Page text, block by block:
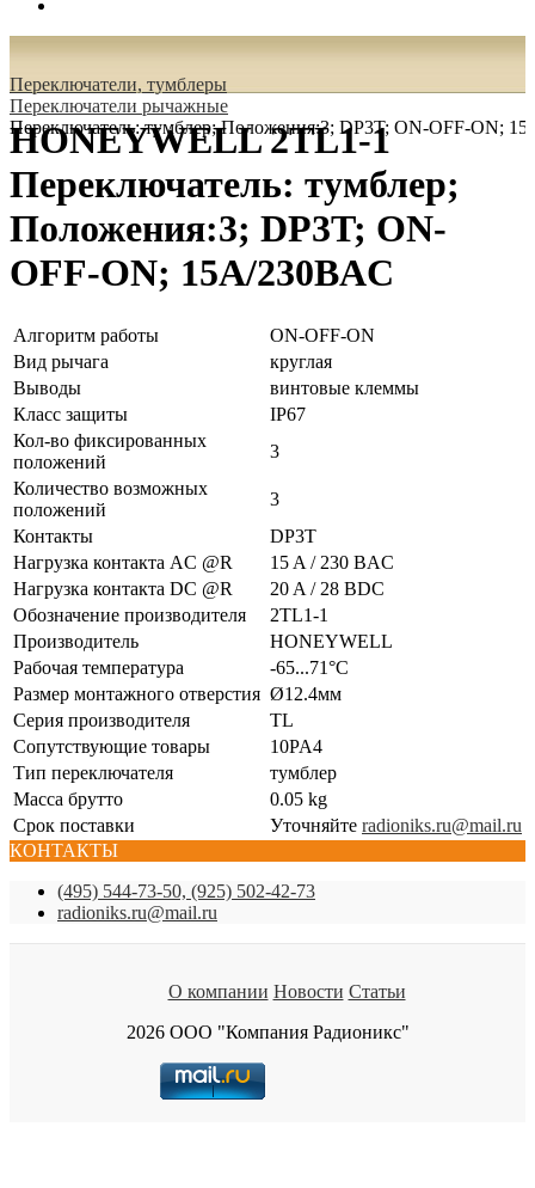
Переключатели, тумблеры
Переключатели рычажные
Переключатель: тумблер; Положения:3; DP3T; ON-OFF-ON;
HONEYWELL 2TL1-1
Переключатель: тумблер;
Положения:3; DP3T; ON-
OFF-ON; 15A/230ВAC
Алгоритм работы
ON-OFF-ON
Вид рычага
круглая
Выводы
винтовые клеммы
Класс защиты
IP67
Кол-во фиксированных
положений
3
Количество возможных
положений
3
Контакты
DP3T
Нагрузка контакта AC @R
15 A / 230 ВAC
Нагрузка контакта DC @R
20 A / 28 ВDC
Обозначение производителя
2TL1-1
Производитель
HONEYWELL
Рабочая температура
-65...71°C
Размер монтажного отверстия Ø12.4мм
Серия производителя
TL
Сопутствующие товары
10PA4
Тип переключателя
тумблер
Масса брутто
0.05 kg
Срок поставки
Уточняйте radioniks.ru@mail.ru
КОНТАКТЫ
(495) 544-73-50, (925) 502-42-73
radioniks.ru@mail.ru
О компании Новости Статьи
2026 ООО "Компания Радионикс"